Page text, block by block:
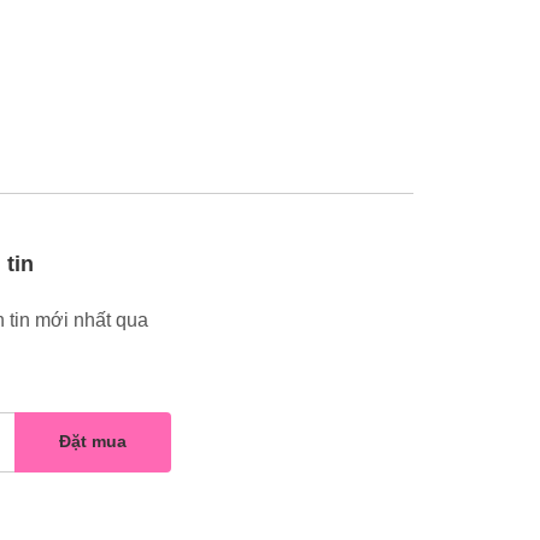
tin
tin mới nhất qua
Đặt mua